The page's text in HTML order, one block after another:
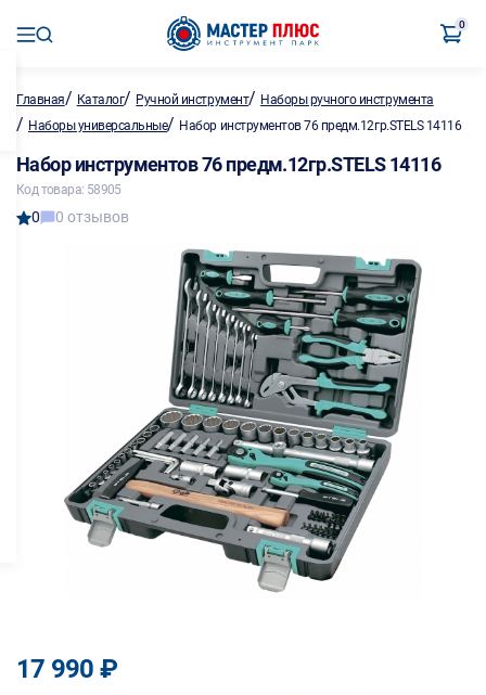
0
Главная/ Каталог/ Ручной инструмент/ Наборы ручного инструмента
/ Наборы универсальные/ Набор инструментов 76 предм.12гр.STELS 14116
Набор инструментов 76 предм.12гр.STELS 14116
Код товара: 58905
0 0 отзывов
17 990 ₽